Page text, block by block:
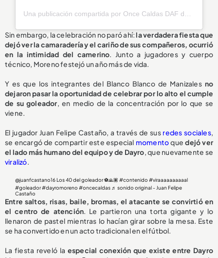
Sin embargo, la celebración no paró ahí:la verdadera fiesta que
dejó ver la camaradería y el cariño de sus compañeros, ocurrió
en la intimidad del camerino. Junto a jugadores y cuerpo
técnico, Moreno festejó un año más de vida.
Y es que los integrantes del Blanco Blanco de Manizales no
dejaron pasar la oportunidad de celebrar por lo alto el cumple
de su goleador, en medio de la concentración por lo que se
viene.
El jugador Juan Felipe Castaño, a través de sus redes sociales,
se encargó de compartir este especial momentoque dejó ver
el lado más humano del equipo y de Dayro, que nuevamente se
viralizó.
@juanfcastano16Los 40 del goleador ⚽️🙏🏽#contenido #viraaaaaaaaaal
#goleador#dayromoreno #oncecaldas ♬ sonido original - Juan Felipe
Castaño
Entre saltos, risas, baile, bromas, el atacante se convirtió en
el centro de atención. Le partieron una torta gigante y lo
llenaron de pastel mientras lo hacían girar sobre la mesa. Este
se ha convertido en un acto tradicional en el fútbol.
La fiesta reveló la especial conexión que existe entre Dayro